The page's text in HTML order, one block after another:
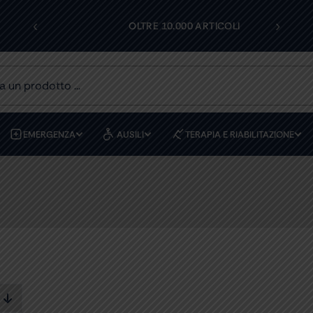
‹ OLTRE 10.000 ARTICOLI ›
EMERGENZA AUSILI TERAPIA E RIABILITAZIONE